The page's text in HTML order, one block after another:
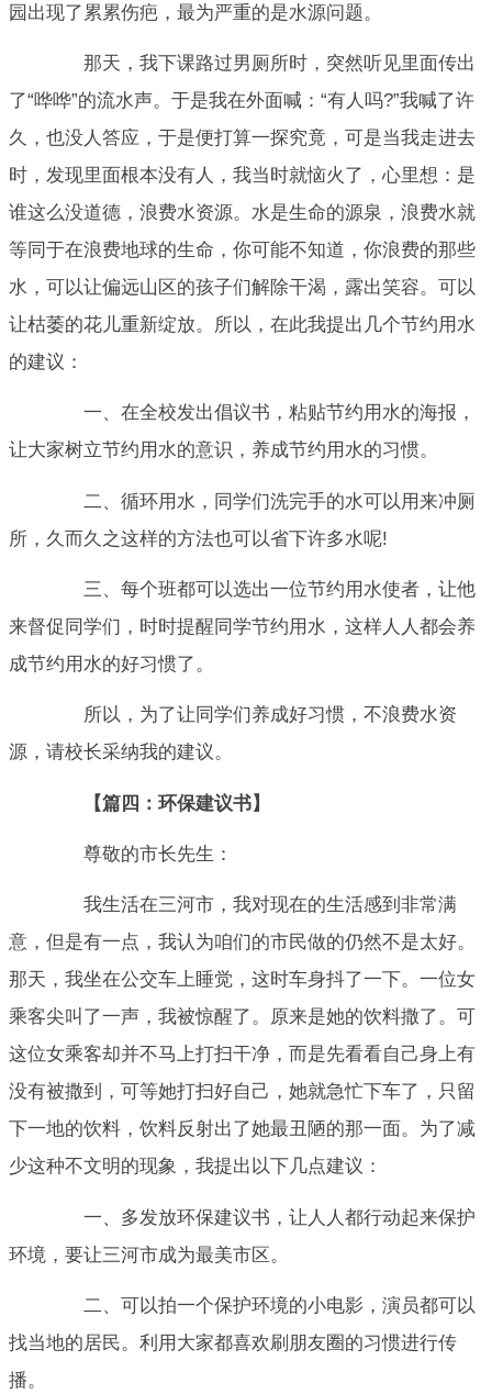
园出现了累累伤疤，最为严重的是水源问题。
那天，我下课路过男厕所时，突然听见里面传出
了“哗哗”的流水声。于是我在外面喊：“有人吗?”我喊了许
久，也没人答应，于是便打算一探究竟，可是当我走进去
时，发现里面根本没有人，我当时就恼火了，心里想：是
谁这么没道德，浪费水资源。水是生命的源泉，浪费水就
等同于在浪费地球的生命，你可能不知道，你浪费的那些
水，可以让偏远山区的孩子们解除干渴，露出笑容。可以
让枯萎的花儿重新绽放。所以，在此我提出几个节约用水
的建议：
一、在全校发出倡议书，粘贴节约用水的海报，
让大家树立节约用水的意识，养成节约用水的习惯。
二、循环用水，同学们洗完手的水可以用来冲厕
所，久而久之这样的方法也可以省下许多水呢!
三、每个班都可以选出一位节约用水使者，让他
来督促同学们，时时提醒同学节约用水，这样人人都会养
成节约用水的好习惯了。
所以，为了让同学们养成好习惯，不浪费水资
源，请校长采纳我的建议。
【篇四：环保建议书】
尊敬的市长先生：
我生活在三河市，我对现在的生活感到非常满
意，但是有一点，我认为咱们的市民做的仍然不是太好。
那天，我坐在公交车上睡觉，这时车身抖了一下。一位女
乘客尖叫了一声，我被惊醒了。原来是她的饮料撒了。可
这位女乘客却并不马上打扫干净，而是先看看自己身上有
没有被撒到，可等她打扫好自己，她就急忙下车了，只留
下一地的饮料，饮料反射出了她最丑陋的那一面。为了减
少这种不文明的现象，我提出以下几点建议：
一、多发放环保建议书，让人人都行动起来保护
环境，要让三河市成为最美市区。
二、可以拍一个保护环境的小电影，演员都可以
找当地的居民。利用大家都喜欢刷朋友圈的习惯进行传
播。